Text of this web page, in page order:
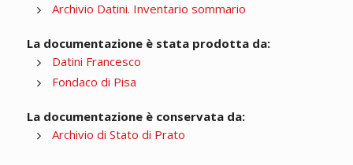
Archivio Datini. Inventario sommario
La documentazione è stata prodotta da:
Datini Francesco
Fondaco di Pisa
La documentazione è conservata da:
Archivio di Stato di Prato